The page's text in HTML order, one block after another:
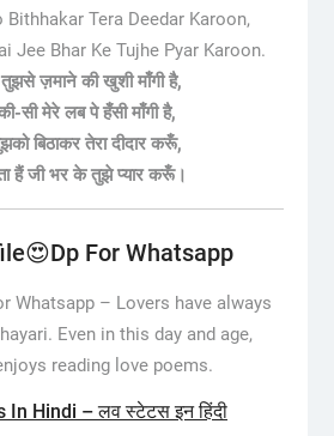
Bithhakar Tera Deedar Karoon,
Jee Bhar Ke Tujhe Pyar Karoon.
ज़माने की खुशी माँगी है,
सी मेरे लब पे हँसी माँगी है,
बिठाकर तेरा दीदार करूँ,
हैं जी भर के तुझे प्यार करूँ।
For Whatsapp
Whatsapp – Lovers have always
Even in this day and age,
reading love poems.
In Hindi – लव स्टेटस इन हिंदी